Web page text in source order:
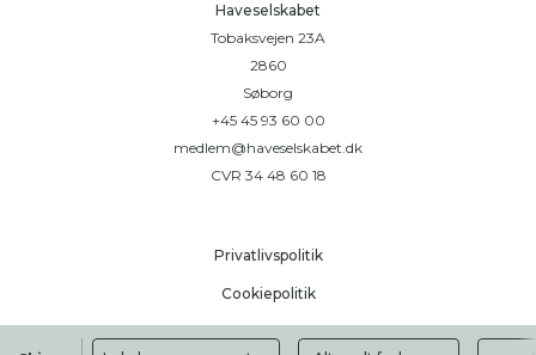
Haveselskabet
Tobaksvejen 23A
2860
Søborg
+45 45 93 60 00
medlem@haveselskabet.dk
CVR 34 48 60 18
Privatlivspolitik
Cookiepolitik